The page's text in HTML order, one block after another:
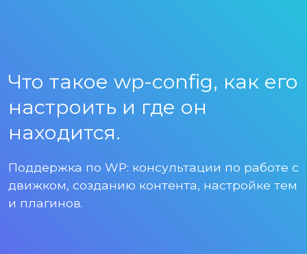
Что такое wp-config, как его
настроить и где он
находится.
Поддержка по WP: консультации по работе с
движком, созданию контента, настройке тем
и плагинов.